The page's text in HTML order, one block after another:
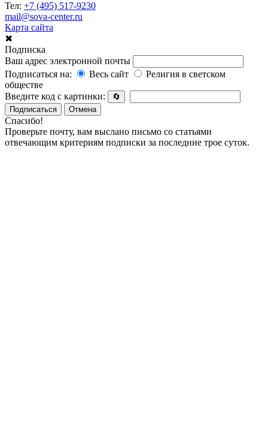
Тел: +7 (495) 517-9230
mail@sova-center.ru
Карта сайта
✖
Подписка
Ваш адрес электронной почты
Подписаться на:
Весь сайт
Религия в светском
обществе
Введите код с картинки:
🔄
Подписаться
Отмена
Спасибо!
Проверьте почту, вам выслано письмо со статьями
отвечающим критериям подписки за последние трое суток.